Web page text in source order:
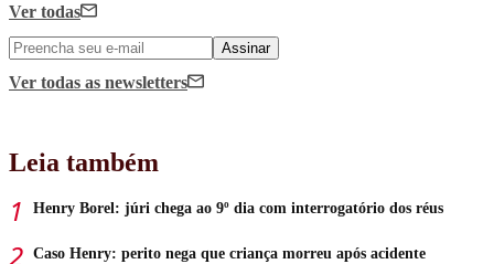
Ver todas
Assinar
Ver todas as newsletters
Leia também
Henry Borel: júri chega ao 9º dia com interrogatório dos réus
Caso Henry: perito nega que criança morreu após acidente